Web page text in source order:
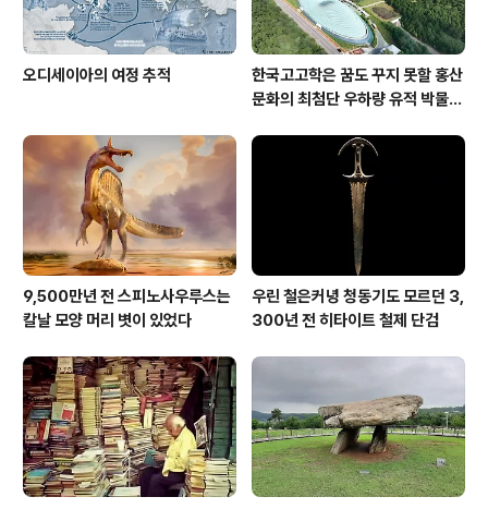
오디세이아의 여정 추적
한국고고학은 꿈도 꾸지 못할 홍산
문화의 최첨단 우하량 유적 박물관
9,500만년 전 스피노사우루스는
칼날 모양 머리 볏이 있었다
우린 철은커녕 청동기도 모르던 3,
300년 전 히타이트 철제 단검